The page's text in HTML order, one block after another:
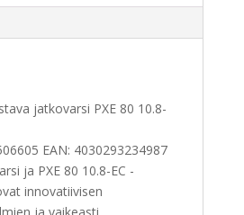
jatkovarsi PXE 80 10.8-
EAN: 4030293234987
ja PXE 80 10.8-EC -
innovatiivisen